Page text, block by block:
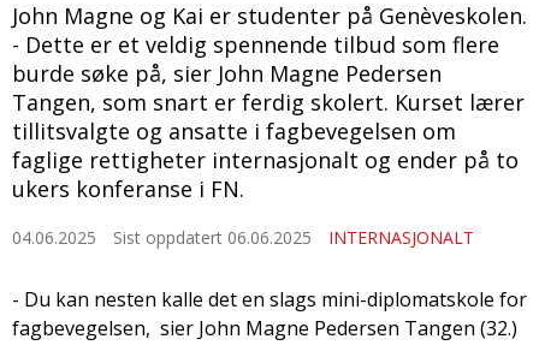
John Magne og Kai er studenter på Genèveskolen.
- Dette er et veldig spennende tilbud som flere
burde søke på, sier John Magne Pedersen
Tangen, som snart er ferdig skolert. Kurset lærer
tillitsvalgte og ansatte i fagbevegelsen om
faglige rettigheter internasjonalt og ender på to
ukers konferanse i FN.
04.06.2025 Sist oppdatert 06.06.2025 INTERNASJONALT
- Du kan nesten kalle det en slags mini-diplomatskole for
fagbevegelsen, sier John Magne Pedersen Tangen (32.)